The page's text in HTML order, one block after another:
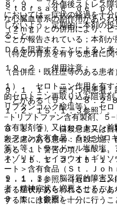
＜ｔｏｒｓａｄｅ ｄｅ ｐｏ
な心臓血管系の副作用があら
（２ｍｇ）との併用により、
ことが報告されている；本剤
Ｄ６を阻害することによると考
１０．２． 併用注意：
１）． セロトニン作用を有す
的セロトニン再取り込み阻害
リプタンコハク酸塩等）、セ
−トリプトファン含有製剤、５
含有製剤等）又はセロトニン
トファン含有食品、５−ヒドロ
等）等、トラマドール塩酸塩
ネゾリド、セイヨウオトギリ
ート＞含有食品（Ｓｔ．Ｊｏ
１．１．１参照〕［セロトニ
よる症状があらわれることが
する際には観察を十分に行う
８．９． 〈外傷後ストレス障
においては、症状の経過を十
しないよう、定期的に本剤の
ること。
（特定の背景を有する患者に関
（合併症・既往歴等のある患者
９．１．１． 躁うつ病患者：
ことがある〔５．１、８．２−
１．２、１５．１．３参照〕。
９．１．２． 自殺念慮又は自
殺念慮のある患者：自殺念慮
ある〔１．警告の項、５．１、
１、１５．１．２、１５．１．
９．１．３． 脳器質的障害又
者：精神症状を増悪させるこ
９．１．４参照〕。